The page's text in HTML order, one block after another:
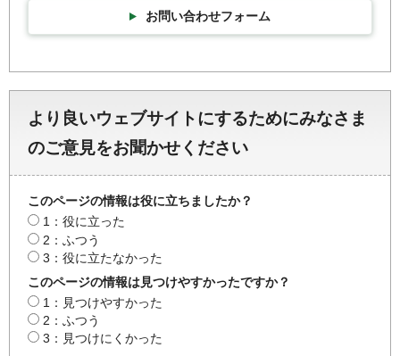
お問い合わせフォーム
より良いウェブサイトにするためにみなさま
のご意見をお聞かせください
このページの情報は役に立ちましたか？
1：役に立った
2：ふつう
3：役に立たなかった
このページの情報は見つけやすかったですか？
1：見つけやすかった
2：ふつう
3：見つけにくかった